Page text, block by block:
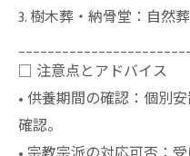
3. 樹木葬・納骨堂：自然
□ 注意点とアドバイス
• 供養期間の確認：個別
確認。